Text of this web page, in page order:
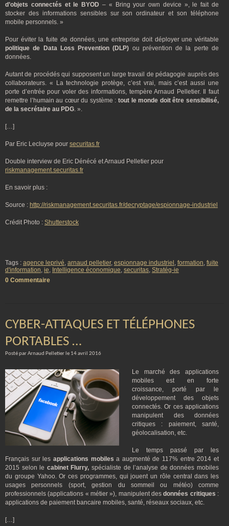
d’objets connectés et le BYOD – « Bring your own device », le fait de
stocker des informations sensibles sur son ordinateur et son téléphone
mobile personnels. »
Pour éviter la fuite de données, une entreprise doit déployer une véritable
politique de Data Loss Prevention (DLP) ou prévention de la perte de
données.
Autant de procédés qui supposent un large travail de pédagogie auprès des
collaborateurs. « La technologie protège, c’est vrai, mais c’est aussi une
porte d’entrée pour voler des informations, tempère Arnaud Pelletier. Il faut
remettre l’humain au cœur du système :tout le monde doit être sensibilisé,
de la secrétaire au PDG. ».
[…]
Par Eric Lecluyse pour securitas.fr
Double interview de Eric Dénécé et Arnaud Pelletier pour
riskmanagement.securitas.fr
En savoir plus :
Source : http://riskmanagement.securitas.fr/decryptage/espionnage-industriel
Crédit Photo : Shutterstock
Tags : agence leprivé, arnaud pelletier, espionnage industriel , formation, fuite
d'information, ie, Intelligence économique, securitas, Stratég-ie
0 Commentaire
CYBER-ATTAQUES ET TÉLÉPHONES
PORTABLES …
Posté par Arnaud Pelletier le 14 avril 2016
Le marché des applications
mobiles est en forte
croissance, porté par le
développement des objets
connectés. Or ces applications
manipulent des données
critiques : paiement, santé,
géolocalisation, etc.
Le temps passé par les
Français sur les applications mobiles a augmenté de 117% entre 2014 et
2015 selon le cabinet Flurry,spécialiste de l’analyse de données mobiles
du groupe Yahoo. Or ces programmes, qui jouent un rôle central dans les
usages personnels (sport, gestion du sommeil ou météo) comme
professionnels (applications « métier »), manipulent desdonnées critiques :
applications de paiement bancaire mobiles, santé, réseaux sociaux, etc.
[…]